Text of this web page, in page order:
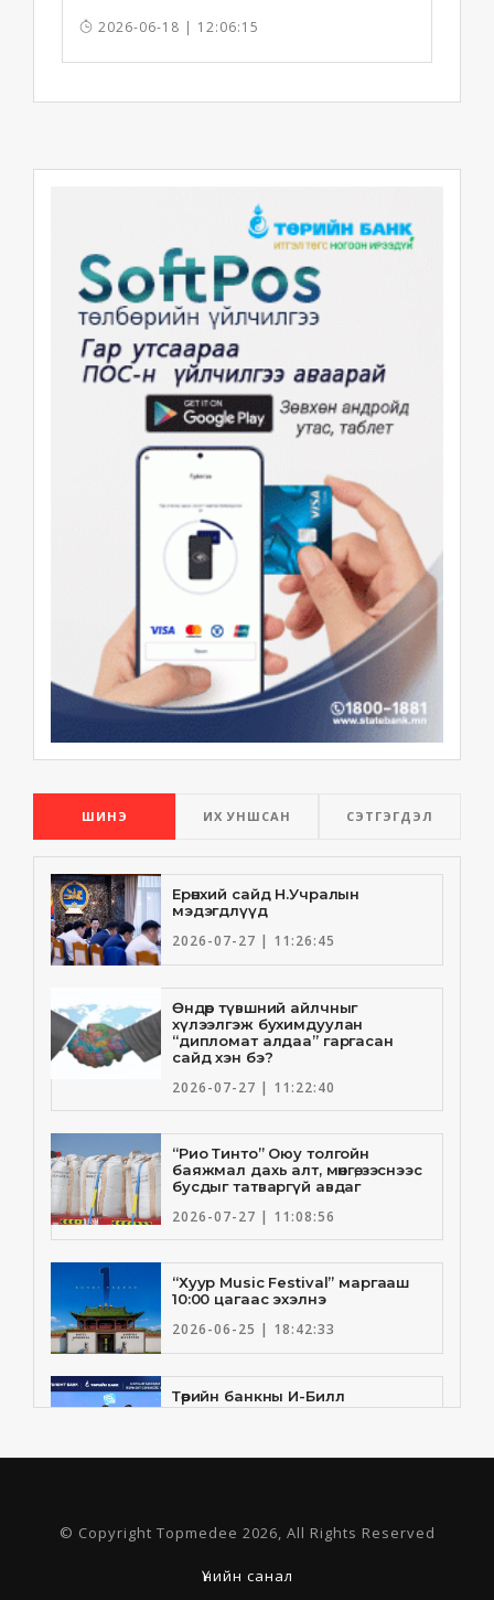
2026-06-18 | 12:06:15
ШИНЭ ИХ УНШСАН СЭТГЭГДЭЛ
Ерөнхий сайд Н.Учралын
мэдэгдлүүд
2026-07-27 | 11:26:45
Өндөр түвшний айлчныг
хүлээлгэж бухимдуулан
“дипломат алдаа” гаргасан
сайд хэн бэ?
2026-07-27 | 11:22:40
“Рио Тинто” Оюу толгойн
баяжмал дахь алт, мөнгө, зэснээс
бусдыг татваргүй авдаг
2026-07-27 | 11:08:56
“Хуур Music Festival” маргааш
10:00 цагаас эхэлнэ
2026-06-25 | 18:42:33
Төрийн банкны И-Билл
үйлчилгээнд Голомт банк
2026-06-25 | 9:33:55
Төрийн банк, Санхүү Эдийн
Засгийн Их Сургууль хамтын
шинэчлэн байгууллаа
© Copyright Topmedee 2026, All Rights Reserved
Үнийн санал